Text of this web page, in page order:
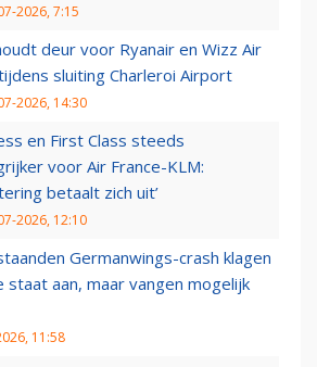
2026, 7:15
deur voor Ryanair en Wizz Air
sluiting Charleroi Airport
2026, 14:30
en First Class steeds
voor Air France-KLM:
betaalt zich uit’
2026, 12:10
Germanwings-crash klagen
staat aan, maar vangen mogelijk
11:58